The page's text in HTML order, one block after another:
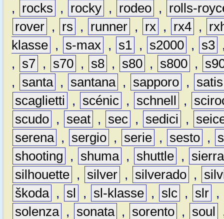
,
rocks , rocky , rodeo ,
rolls-
rover , rs , runner , rx , rx4 ,
klasse , s-max , s1 , s2000 , s3
,
s7 , s70 , s8 , s80 , s800 ,
,
santa , santana , sapporo ,
satis
scaglietti
, scénic , schnell ,
scudo , seat , sec , sedici ,
serena , sergio , serie , sesto ,
shooting
, shuma , shuttle ,
sierra
silhouette , silver , silverado ,
škoda , sl , sl-klasse , slc , slr ,
solenza , sonata , sorento , soul